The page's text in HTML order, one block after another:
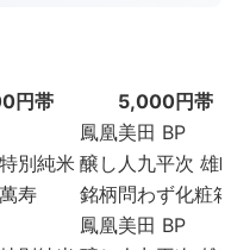
円帯
5,000円帯
鳳凰美田 BP
別純米 醸し人九平次 雄
寿
銘柄問わず化粧
鳳凰美田 BP